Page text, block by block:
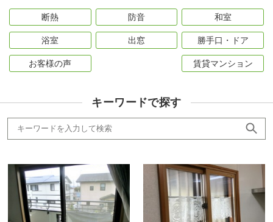
断熱 防音 和室
浴室 出窓 勝手口・ドア
お客様の声 賃貸マンション
キーワードで探す